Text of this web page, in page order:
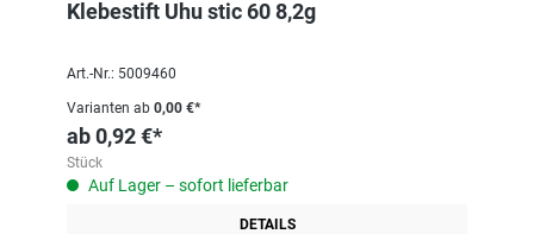
Klebestift Uhu stic 60 8,2g
Art.-Nr.: 5009460
Varianten ab 0,00 €*
ab0,92 €*
Stück
Auf Lager – sofort lieferbar
DETAILS